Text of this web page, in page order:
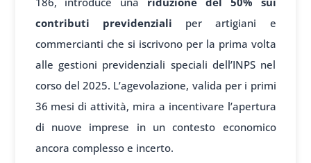
contributi previdenziali per artigiani e
commercianti che si iscrivono per la prima volta
alle gestioni previdenziali speciali dell’INPS nel
corso del 2025. L’agevolazione, valida per i primi
36 mesi di attività, mira a incentivare l’apertura
di nuove imprese in un contesto economico
ancora complesso e incerto.